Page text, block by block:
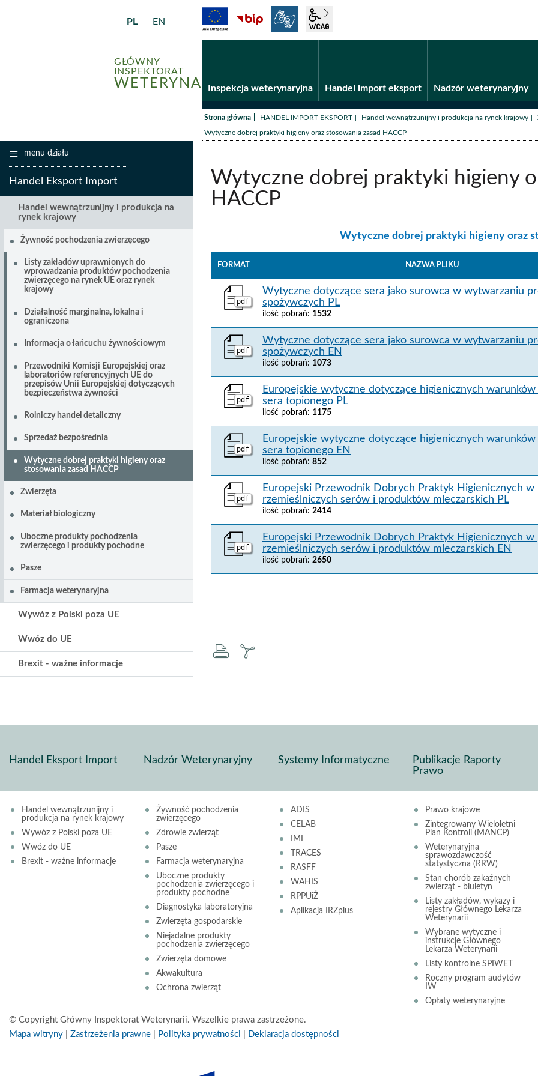
GŁÓWNY
INSPEKTORAT
WETERYNARII
PL EN Fundusze unijne
BiP
Inspekcja weterynaryjna Handel import eksport Nadzór weterynaryjny
Strona główna /HANDEL IMPORT EKSPORT /Handel wewnątrzunijny i produkcja na rynek krajowy /
Wytyczne dobrej praktyki higieny oraz stosowania zasad HACCP
Wytyczne dobrej praktyki higieny
HACCP
kategoria:
Wytyczne dobrej praktyki higieny oraz
FORMAT NAZWA PLIKU
pdf
Wytyczne dotyczące sera jako surowca w wytwarzaniu
spożywczych PL
ilość pobrań: 1532
pdf
Wytyczne dotyczące sera jako surowca w wytwarzaniu
spożywczych EN
ilość pobrań: 1073
pdf
Europejskie wytyczne dotyczące higienicznych
sera topionego PL
ilość pobrań: 1175
pdf
Europejskie wytyczne dotyczące higienicznych
sera topionego EN
ilość pobrań: 852
pdf
Europejski Przewodnik Dobrych Praktyk Higienicznych w
rzemieślniczych serów i produktów mleczarskich PL
ilość pobrań: 2414
pdf
Europejski Przewodnik Dobrych Praktyk Higienicznych w
rzemieślniczych serów i produktów mleczarskich EN
ilość pobrań: 2650
drukujzapisz
menu działu
Handel Eksport Import
Handel wewnątrzunijny i produkcja na
rynek krajowy
Żywność pochodzenia zwierzęcego
Listy zakładów uprawnionych do
wprowadzania produktów pochodzenia
zwierzęcego na rynek UE oraz rynek
krajowy
Działalność marginalna, lokalna i
ograniczona
Informacja o łańcuchu żywnościowym
Przewodniki Komisji Europejskiej oraz
laboratoriów referencyjnych UE do
przepisów Unii Europejskiej dotyczących
bezpieczeństwa żywności
Rolniczy handel detaliczny
Sprzedaż bezpośrednia
Wytyczne dobrej praktyki higieny oraz
stosowania zasad HACCP
Zwierzęta
Materiał biologiczny
Uboczne produkty pochodzenia
zwierzęcego i produkty pochodne
Pasze
Farmacja weterynaryjna
Wywóz z Polski poza UE
Wwóz do UE
Brexit - ważne informacje
Handel Eksport Import
Handel wewnątrzunijny i
produkcja na rynek krajowy
Wywóz z Polski poza UE
Wwóz do UE
Brexit - ważne informacje
Nadzór Weterynaryjny
Żywność pochodzenia
zwierzęcego
Zdrowie zwierząt
Pasze
Farmacja weterynaryjna
Uboczne produkty
pochodzenia zwierzęcego i
produkty pochodne
Diagnostyka laboratoryjna
Zwierzęta gospodarskie
Niejadalne produkty
pochodzenia zwierzęcego
Zwierzęta domowe
Akwakultura
Ochrona zwierząt
Systemy Informatyczne
ADIS
CELAB
IMI
TRACES
RASFF
WAHIS
RPPUiŻ
Aplikacja IRZplus
Publikacje Raporty
Prawo
Prawo krajowe
Zintegrowany Wieloletni
Plan Kontroli (MANCP)
Weterynaryjna
sprawozdawczość
statystyczna (RRW)
Stan chorób zakaźnych
zwierząt - biuletyn
Listy zakładów, wykazy i
rejestry Głównego Lekarza
Weterynarii
Wybrane wytyczne i
instrukcje Głównego
Lekarza Weterynarii
Listy kontrolne SPIWET
Roczny program audytów
IW
Opłaty weterynaryjne
© Copyright Główny Inspektorat Weterynarii. Wszelkie prawa zastrzeżone.
Mapa witryny
Zastrzeżenia prawne Polityka prywatności Deklaracja dostępności